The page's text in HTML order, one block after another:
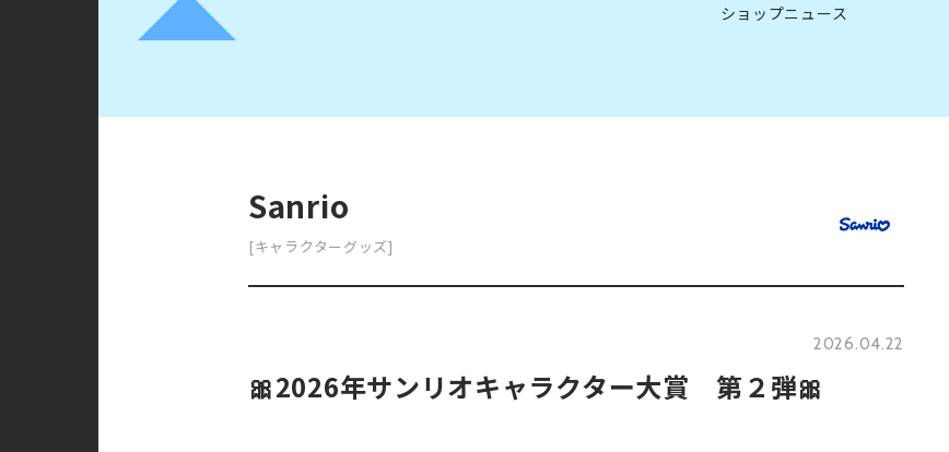
ショップニュース
Sanrio
[キャラクターグッズ]
2026.04.22
🎀2026年サンリオキャラクター大賞 第２弾🎀